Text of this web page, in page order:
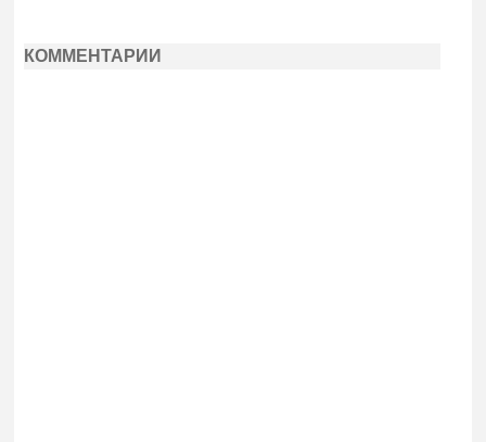
КОММЕНТАРИИ